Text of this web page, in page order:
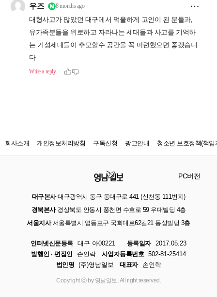
회사소개 개인정보처리방침 구독신청 광고안내 청소년 보호정책(책임
PC버전
대구본사대구광역시 동구 동대구로 441 (신천동 111번지)
경북본사경상북도 안동시 풍천면 수호로 59 우대빌딩 4층
서울지사서울특별시 영등포구 국회대로62길21 동성빌딩 3층
인터넷신문등록 대구 아00221 등록일자
2017.05.23
발행인 · 편집인
손인락 사업자등록번호 502-81-25414
법인명 (주)영남일보 대표자 손인락
Copyright ⓒ by 영남일보, All right reserved.